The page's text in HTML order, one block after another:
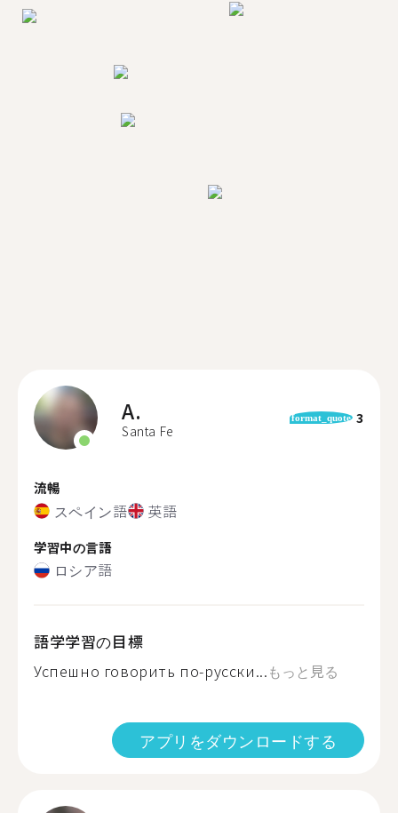
A.
Santa Fe
format_quote 3
流暢
スペイン語 英語
学習中の言語
ロシア語
語学学習の目標
Успешно говорить по-русски...もっと見る
アプリをダウンロードする